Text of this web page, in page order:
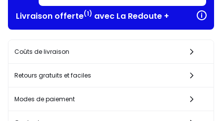
Livraison offerte(1) avec La Redoute +
Coûts de livraison
Retours gratuits et faciles
Modes de paiement